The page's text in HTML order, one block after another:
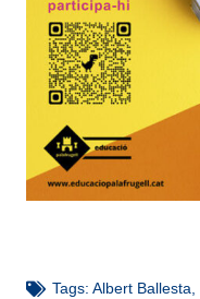
Tags: Albert Ballesta,